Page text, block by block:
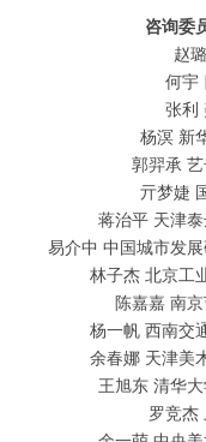
咨询委
赵
何宇
张利
杨溟 新
郭羿承
亓梦婕
蒋治平 天津
易介中 中国城市发
林子杰 北京工
陈嘉嘉 南
杨一帆 西南交
余春娜 天津美
王旭东 清华
罗竞杰